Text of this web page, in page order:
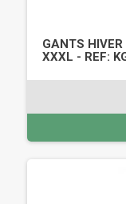
GANTS
XXXL - REF: